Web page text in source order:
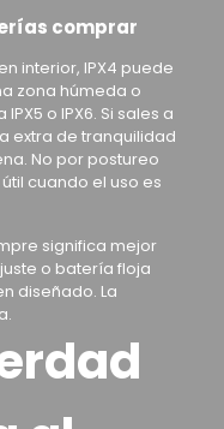
comprar
interior, IPX4 puede
zona húmeda o
o IPX6. Si sales a
extra de tranquilidad
No por postureo
cuando el uso es
significa mejor
o batería floja
diseñado. La